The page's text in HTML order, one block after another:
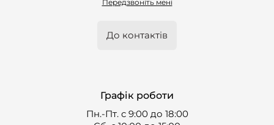
Передзвоніть мені
До контактів
Графік роботи
Пн.-Пт. с 9:00 до 18:00